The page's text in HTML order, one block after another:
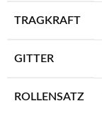
TRAGKRAFT
GITTER
ROLLENSATZ